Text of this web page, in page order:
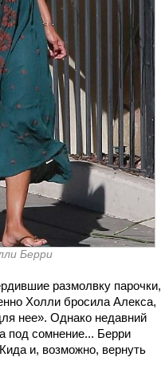
Берри
размолвку парочки,
Холли бросила Алекса,
нее». Однако недавний
под сомнение... Берри
и, возможно, вернуть